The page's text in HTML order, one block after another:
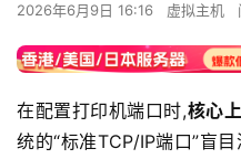
2026年6月9日 16:16 虚拟主机
在配置打印机端口时,核心
统的“标准TCP/IP端口”盲